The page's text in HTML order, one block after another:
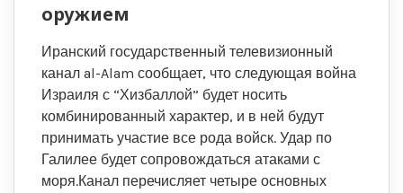
оружием
Иранский государственный телевизионный
канал al-Alam сообщает, что следующая война
Израиля с “Хизбаллой” будет носить
комбинированный характер, и в ней будут
принимать участие все рода войск. Удар по
Галилее будет сопровождаться атаками с
моря.Канал перечисляет четыре основных